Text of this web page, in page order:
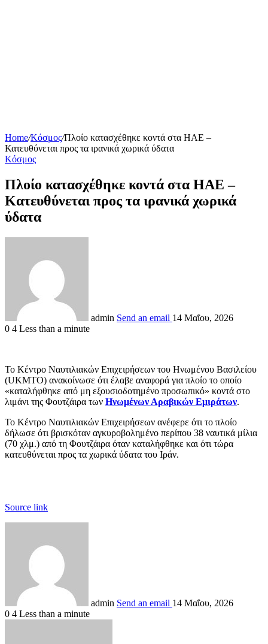
Home/Κόσμος/Πλοίο κατασχέθηκε κοντά στα ΗΑΕ –
Κατευθύνεται προς τα ιρανικά χωρικά ύδατα
Κόσμος
Πλοίο κατασχέθηκε κοντά στα ΗΑΕ –
Κατευθύνεται προς τα ιρανικά χωρικά
ύδατα
admin Send an email 14 Μαΐου, 2026
0 4 Less than a minute
Το Κέντρο Ναυτιλιακών Επιχειρήσεων του Ηνωμένου Βασιλείου
(UKMTO) ανακοίνωσε ότι έλαβε αναφορά για πλοίο το οποίο
«καταλήφθηκε από μη εξουσιοδοτημένο προσωπικό» κοντά στο
λιμάνι της Φουτζάιρα των Ηνωμένων Αραβικών Εμιράτων.
Το Κέντρο Ναυτιλιακών Επιχειρήσεων ανέφερε ότι το πλοίο
δήλωσε ότι βρισκόταν αγκυροβολημένο περίπου 38 ναυτικά μίλια
(70 χλμ.) από τη Φουτζάιρα όταν καταλήφθηκε και ότι τώρα
κατευθύνεται προς τα χωρικά ύδατα του Ιράν.
Source link
admin Send an email 14 Μαΐου, 2026
0 4 Less than a minute